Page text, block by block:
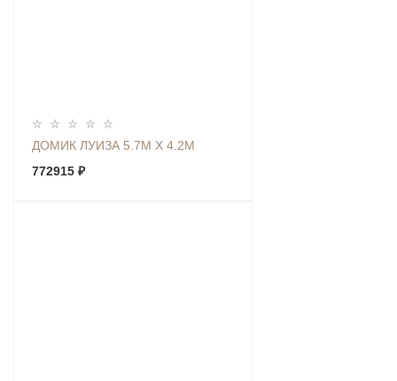
ДОМИК ЛУИЗА 5.7М Х 4.2М
772915 ₽